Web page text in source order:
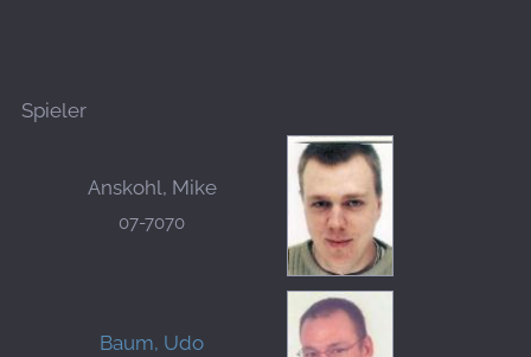
Spieler
Anskohl, Mike
07-7070
Baum, Udo